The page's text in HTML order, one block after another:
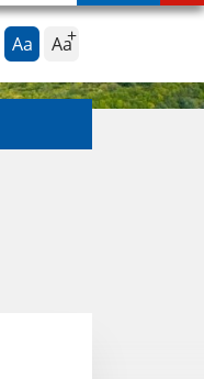
Aa Aa